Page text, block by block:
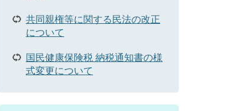
共同親権等に関する民法の改正
について
国民健康保険税 納税通知書の様
式変更について